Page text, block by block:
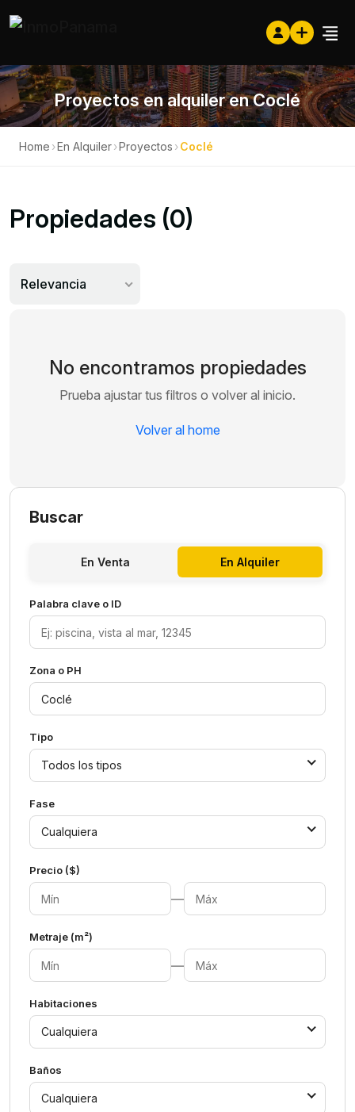
Proyectos en alquiler en Coclé
Home ›En Alquiler›Proyectos ›Coclé
Propiedades (0)
Relevancia
No encontramos propiedades
Prueba ajustar tus filtros o volver al inicio.
Volver al home
Buscar
En Venta En Alquiler
Palabra clave o ID
Zona o PH
Tipo
Todos los tipos
Fase
Cualquiera
Precio ($)
—
Metraje (m²)
—
Habitaciones
Cualquiera
Baños
Cualquiera